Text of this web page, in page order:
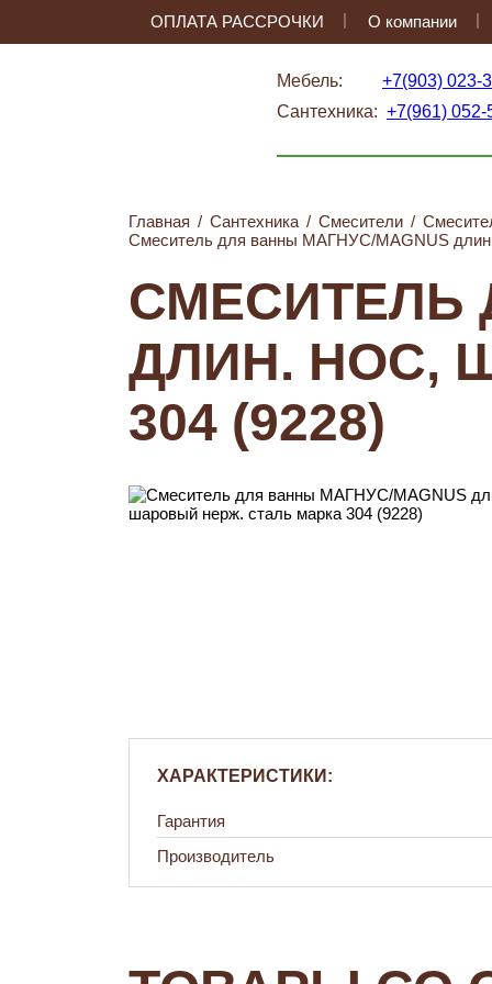
ОПЛАТА РАССРОЧКИ О компании
Мебель: +7(903) 023-
Сантехника: +7(961) 052-
Главная / Сантехника / Смесители /
Смеситель для ванны МАГНУС/MAGNUS
СМЕСИТЕЛЬ
ДЛИН. НОС,
304 (9228)
ХАРАКТЕРИСТИКИ:
Гарантия
Производитель